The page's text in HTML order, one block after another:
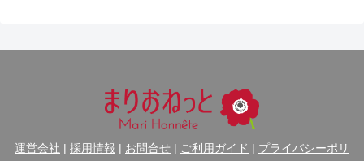
運営会社 | 採用情報 | お問合せ | ご利用ガイド | プライバシーポリ